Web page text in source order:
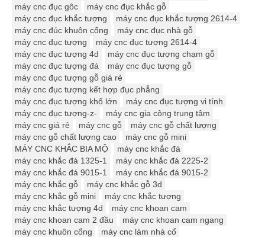
máy cnc đục gôc
máy cnc đục khắc gỗ
máy cnc đục khắc tượng
máy cnc đục khắc tượng 2614-4
máy cnc đúc khuôn cổng
máy cnc đục nhà gỗ
máy cnc đục tượng
máy cnc đục tượng 2614-4
máy cnc đục tượng 4d
máy cnc đục tượng chạm gỗ
máy cnc đục tượng đá
máy cnc đục tượng gỗ
máy cnc đục tượng gỗ giá rẻ
máy cnc đục tượng kết hợp đục phẳng
máy cnc đục tượng khổ lớn
máy cnc đục tượng vi tính
máy cnc đục tượng-z-
máy cnc gia công trung tâm
máy cnc giá rẻ
máy cnc gỗ
máy cnc gỗ chất lượng
máy cnc gỗ chất lượng cao
máy cnc gỗ mini
MÁY CNC KHẮC BIA MỘ
máy cnc khắc đá
máy cnc khắc đá 1325-1
máy cnc khắc đá 2225-2
máy cnc khắc đá 9015-1
máy cnc khắc đá 9015-2
máy cnc khắc gỗ
máy cnc khắc gỗ 3d
máy cnc khắc gỗ mini
máy cnc khắc tượng
máy cnc khắc tượng 4d
máy cnc khoan cam
máy cnc khoan cam 2 đầu
máy cnc khoan cam ngang
máy cnc khuôn cổng
máy cnc làm nhà cổ